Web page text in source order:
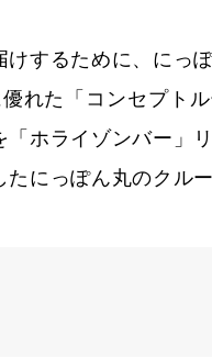
するために、にっ
れた「コンセプト
ホライゾンバー」
にっぽん丸のクル